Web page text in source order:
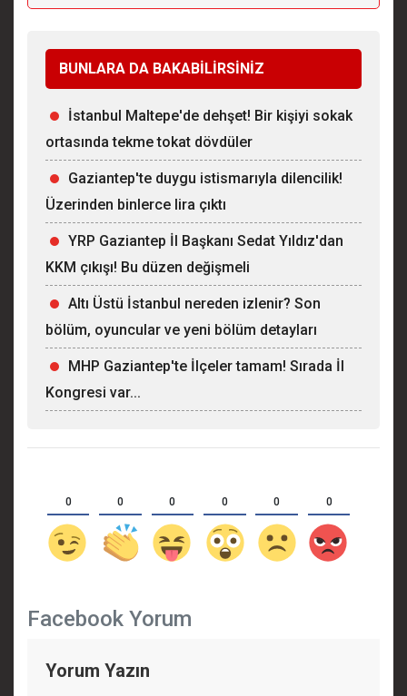
BUNLARA DA BAKABİLİRSİNİZ
İstanbul Maltepe'de dehşet! Bir kişiyi sokak
ortasında tekme tokat dövdüler
Gaziantep'te duygu istismarıyla dilencilik!
Üzerinden binlerce lira çıktı
YRP Gaziantep İl Başkanı Sedat Yıldız'dan
KKM çıkışı! Bu düzen değişmeli
Altı Üstü İstanbul nereden izlenir? Son
bölüm, oyuncular ve yeni bölüm detayları
MHP Gaziantep'te İlçeler tamam! Sırada İl
Kongresi var...
0 0 0 0 0 0
Facebook Yorum
Yorum Yazın